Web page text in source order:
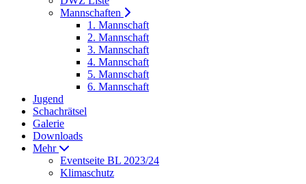
Mannschaften
1. Mannschaft
2. Mannschaft
3. Mannschaft
4. Mannschaft
5. Mannschaft
6. Mannschaft
Jugend
Schachrätsel
Galerie
Downloads
Mehr
Eventseite BL 2023/24
Klimaschutz